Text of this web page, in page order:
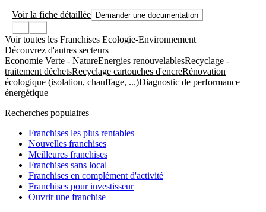
Voir la fiche détaillée Demander une documentation
Voir toutes les Franchises Ecologie-Environnement
Découvrez d'autres secteurs
Economie Verte - NatureEnergies renouvelablesRecyclage -
traitement déchetsRecyclage cartouches d'encreRénovation
écologique (isolation, chauffage, ...)Diagnostic de performance
énergétique
Recherches populaires
Franchises les plus rentables
Nouvelles franchises
Meilleures franchises
Franchises sans local
Franchises en complément d'activité
Franchises pour investisseur
Ouvrir une franchise